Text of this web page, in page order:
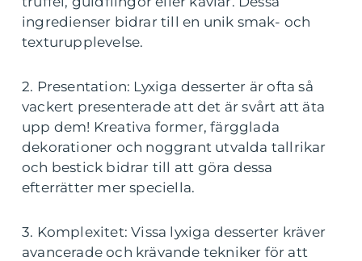
ingredienser bidrar till en unik smak- och
texturupplevelse.
2. Presentation: Lyxiga desserter är ofta så
vackert presenterade att det är svårt att äta
upp dem! Kreativa former, färgglada
dekorationer och noggrant utvalda tallrikar
och bestick bidrar till att göra dessa
efterrätter mer speciella.
3. Komplexitet: Vissa lyxiga desserter kräver
avancerade och krävande tekniker för att